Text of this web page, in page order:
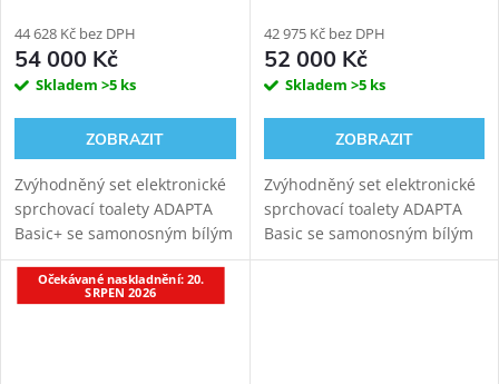
44 628 Kč bez DPH
54 000 Kč
Skladem >5 ks
ZOBRAZIT
Zvýhodněný set elektronické
sprchovací toalety ADAPTA
Basic+ se samonosným bílým
sanitárním modulem pro
závěsné WC. Napojení
odpadu ze stěny (výška 22-26
42 975 Kč bez DPH
52 000 Kč
Skladem >5 ks
ZOBRAZIT
Zvýhodněný set elektronické
sprchovací toalety ADAPTA
Basic se samonosným bílým
sanitárním modulem pro
Očekávané naskladnění: 20.
SRPEN 2026